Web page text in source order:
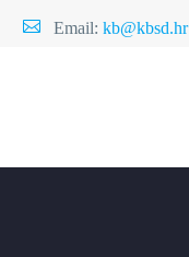
Email: kb@kbsd.hr